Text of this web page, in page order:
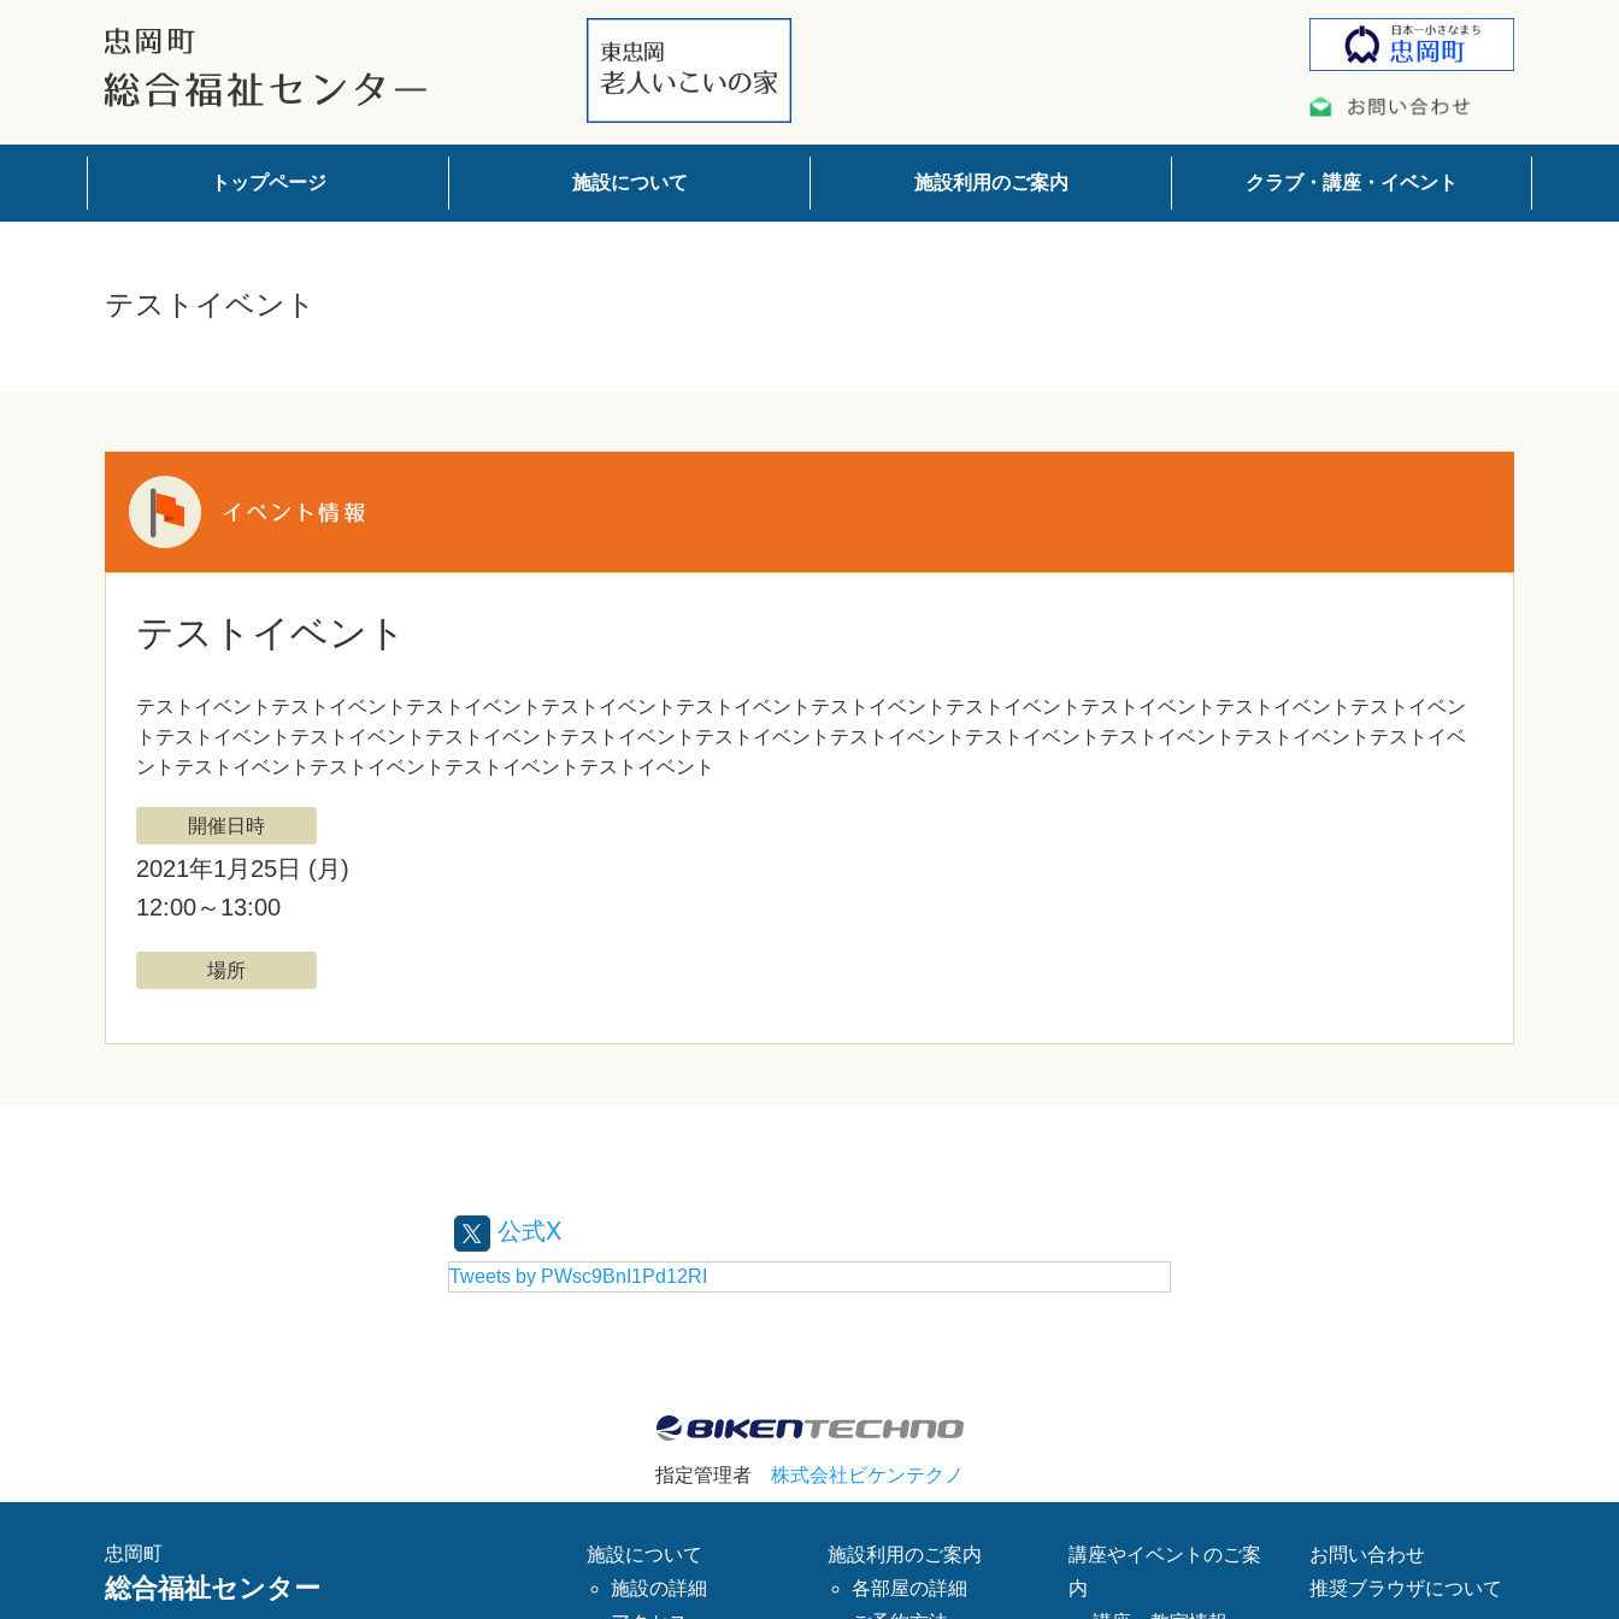
トップページ 施設について 施設利用のご案内 クラブ・講座・イベント
テストイベント
テストイベント
テストイベントテストイベントテストイベントテストイベントテストイベントテストイベントテストイベントテストイベントテストイベントテストイベン
トテストイベントテストイベントテストイベントテストイベントテストイベントテストイベントテストイベントテストイベントテストイベントテストイベ
ントテストイベントテストイベントテストイベントテストイベント
開催日時
2021年1月25日 (月)
12:00～13:00
場所
公式X
Tweets by PWsc9BnI1Pd12RI
指定管理者 株式会社ビケンテクノ
忠岡町
総合福祉センター
施設について
施設の詳細
施設利用のご案内
各部屋の詳細
講座やイベントのご案
内
お問い合わせ
推奨ブラウザについて